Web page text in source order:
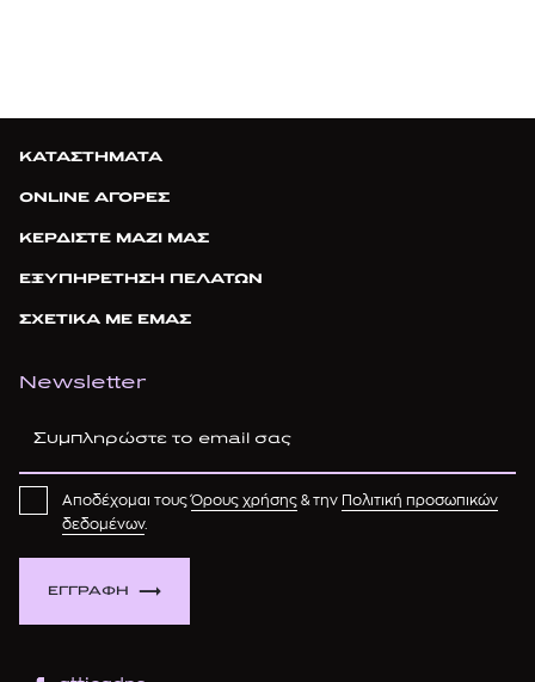
ΚΑΤΑΣΤΗΜΑΤΑ
ONLINE ΑΓΟΡΕΣ
ΚΕΡΔΙΣΤΕ ΜΑΖΙ ΜΑΣ
ΕΞΥΠΗΡΕΤΗΣΗ ΠΕΛΑΤΩΝ
ΣΧΕΤΙΚΑ ΜΕ ΕΜΑΣ
Newsletter
ΕΓΓΡΑΦΗ
Αποδέχομαι τουςΌρους χρήσης & την Πολιτική προσωπικών
δεδομένων.